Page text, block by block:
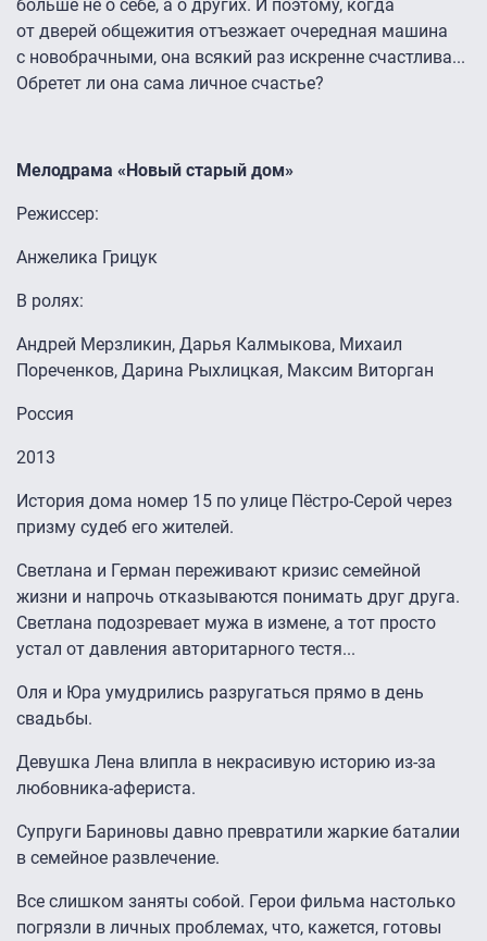
больше не о себе, а о других. И поэтому, когда
от дверей общежития отъезжает очередная машина
с новобрачными, она всякий раз искренне счастлива...
Обретет ли она сама личное счастье?
Мелодрама «Новый старый дом»
Режиссер:
Анжелика Грицук
В ролях:
Андрей Мерзликин, Дарья Калмыкова, Михаил
Пореченков, Дарина Рыхлицкая, Максим Виторган
Россия
2013
История дома номер 15 по улице Пёстро-Серой через
призму судеб его жителей.
Светлана и Герман переживают кризис семейной
жизни и напрочь отказываются понимать друг друга.
Светлана подозревает мужа в измене, а тот просто
устал от давления авторитарного тестя...
Оля и Юра умудрились разругаться прямо в день
свадьбы.
Девушка Лена влипла в некрасивую историю из-за
любовника-афериста.
Супруги Бариновы давно превратили жаркие баталии
в семейное развлечение.
Все слишком заняты собой. Герои фильма настолько
погрязли в личных проблемах, что, кажется, готовы